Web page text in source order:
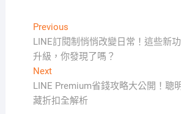
文
章
導
覽
PreviousPrevious
post:
LINE訂閱制悄悄改變日常！這些新
升級，你發現了嗎？
NextNext
post:
LINE Premium省錢攻略大公開！聰
藏折扣全解析